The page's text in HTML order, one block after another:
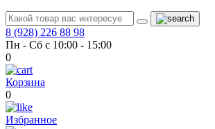
8 (928) 226 88 98
Пн - Сб с 10:00 - 15:00
0
Корзина
0
Избранное